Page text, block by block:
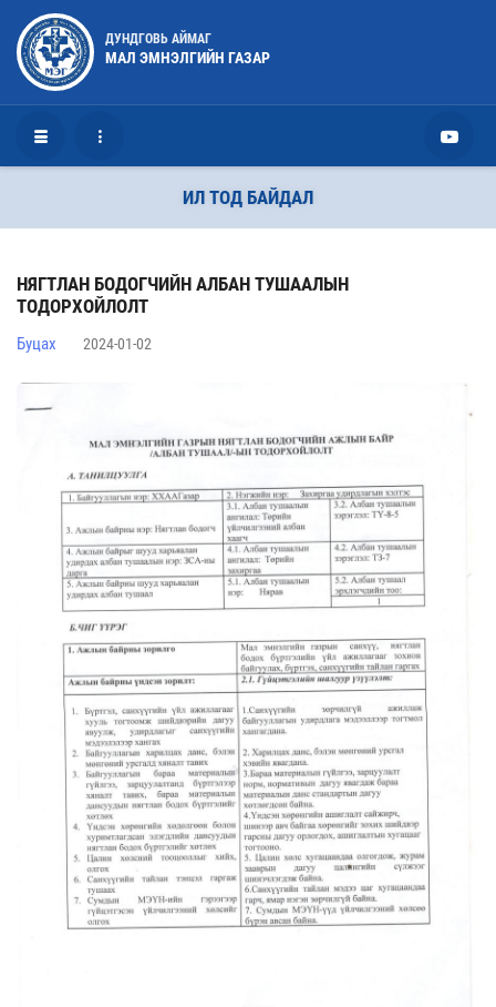
ДУНДГОВЬ АЙМАГ
МАЛ ЭМНЭЛГИЙН ГАЗАР
ИЛ ТОД БАЙДАЛ
НЯГТЛАН БОДОГЧИЙН АЛБАН ТУШААЛЫН
ТОДОРХОЙЛОЛТ
Буцах 2024-01-02